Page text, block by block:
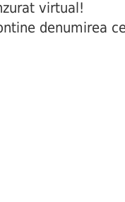
virtual!
denumirea